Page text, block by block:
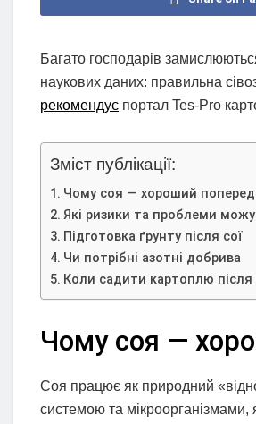
Багато господарів
наукових даних: правильна
рекомендує портал Tes-Pro
Зміст публікації:
Чому соя — хороший
Які ризики та проблеми
Підготовка ґрунту після сої
Чи потрібні азотні добрива
Коли садити картоплю після
Чому соя —
Соя працює як природний
системою та мікроорганізмами,